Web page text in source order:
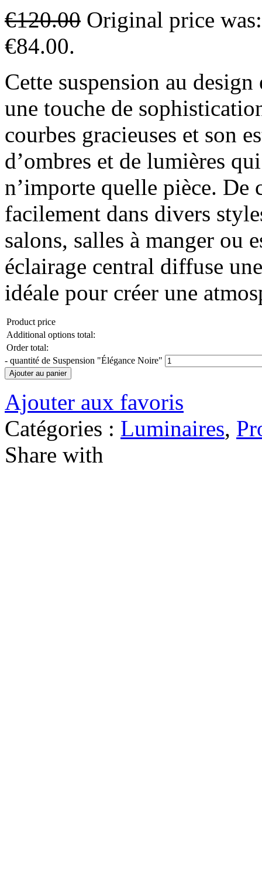
€120.00 Original price
€84.00.
Cette suspension au
une touche de
courbes gracieuses et son
d’ombres et de lumières
n’importe quelle pièce. De
facilement dans divers
salons, salles à manger ou
éclairage central diffuse
idéale pour créer une
Product price
Additional options total:
Order total:
- quantité de Suspension "Élégance Noire"
Ajouter au panier
Ajouter aux favoris
Catégories : Luminaires,
Share with